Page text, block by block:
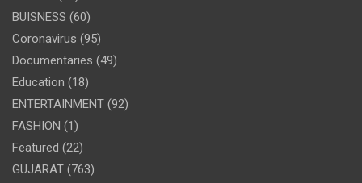
BUISNESS (60)
Coronavirus (95)
Documentaries (49)
Education (18)
ENTERTAINMENT (92)
FASHION (1)
Featured (22)
GUJARAT (763)